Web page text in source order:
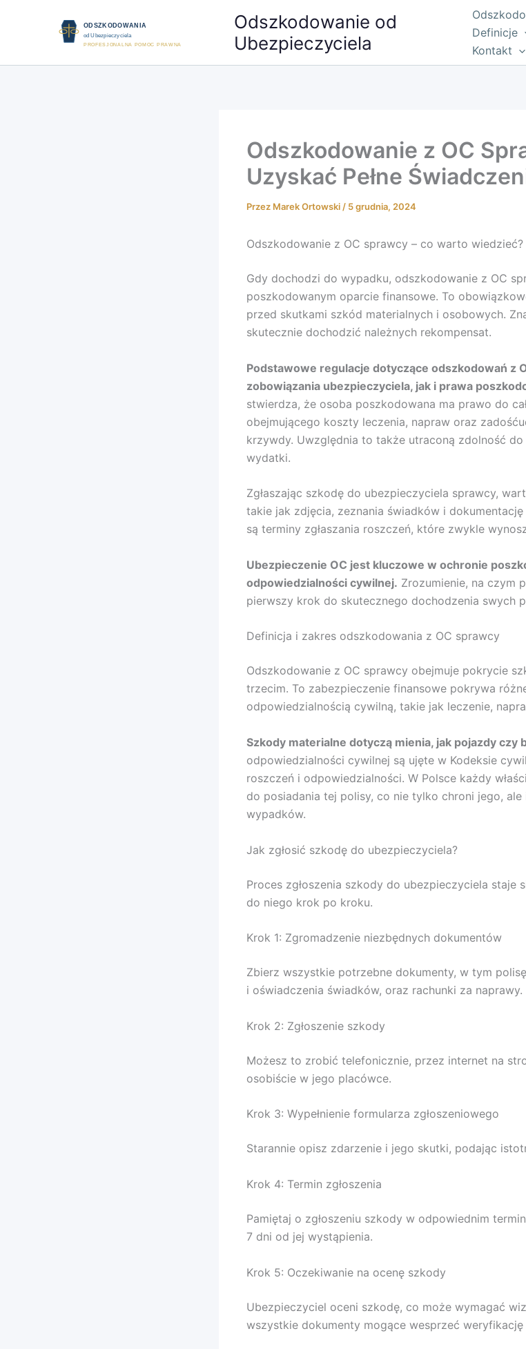
Odszkodowanie od
Ubezpieczyciela
Definicje
Kontakt
Odszkodowanie z OC
Uzyskać Pełne
Przez Marek Ortowski / 5 grudnia, 2024
Odszkodowanie z OC sprawcy – co warto wiedzieć?
Gdy dochodzi do wypadku, odszkodowanie z OC
poszkodowanym oparcie finansowe. To
przed skutkami szkód materialnych i osobowych.
skutecznie dochodzić należnych rekompensat.
Podstawowe regulacje dotyczące odszkodowań z
zobowiązania ubezpieczyciela, jak i prawa
stwierdza, że osoba poszkodowana ma prawo do
obejmującego koszty leczenia, napraw oraz
krzywdy. Uwzględnia to także utraconą zdolność
wydatki.
Zgłaszając szkodę do ubezpieczyciela sprawcy,
takie jak zdjęcia, zeznania świadków i
są terminy zgłaszania roszczeń, które zwykle
Ubezpieczenie OC jest kluczowe w ochronie
odpowiedzialności cywilnej. Zrozumienie, na czym
pierwszy krok do skutecznego dochodzenia swych
Definicja i zakres odszkodowania z OC sprawcy
Odszkodowanie z OC sprawcy obejmuje pokrycie
trzecim. To zabezpieczenie finansowe pokrywa
odpowiedzialnością cywilną, takie jak leczenie,
Szkody materialne dotyczą mienia, jak pojazdy czy
odpowiedzialności cywilnej są ujęte w Kodeksie
roszczeń i odpowiedzialności. W Polsce każdy
do posiadania tej polisy, co nie tylko chroni jego,
wypadków.
Jak zgłosić szkodę do ubezpieczyciela?
Proces zgłoszenia szkody do ubezpieczyciela staje
do niego krok po kroku.
Krok 1: Zgromadzenie niezbędnych dokumentów
Zbierz wszystkie potrzebne dokumenty, w tym
i oświadczenia świadków, oraz rachunki za naprawy.
Krok 2: Zgłoszenie szkody
Możesz to zrobić telefonicznie, przez internet na
osobiście w jego placówce.
Krok 3: Wypełnienie formularza zgłoszeniowego
Starannie opisz zdarzenie i jego skutki, podając
Krok 4: Termin zgłoszenia
Pamiętaj o zgłoszeniu szkody w odpowiednim
7 dni od jej wystąpienia.
Krok 5: Oczekiwanie na ocenę szkody
Ubezpieczyciel oceni szkodę, co może wymagać
wszystkie dokumenty mogące wesprzeć weryfikację